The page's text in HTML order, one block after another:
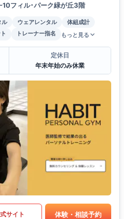
フィル･パーク緑が丘3階
ル ウェアレンタル
体組成計
トレーナー指名 もっと見る
定休日
年末年始のみ休業
サイト 体験・相談予約